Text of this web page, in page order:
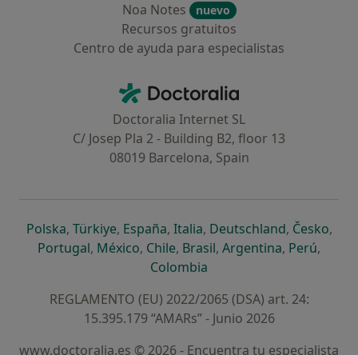
Noa Notes
nuevo
Recursos gratuitos
Centro de ayuda para especialistas
Doctoralia - Página de inicio
Doctoralia Internet SL
C/ Josep Pla 2 - Building B2, floor 13
08019 Barcelona, Spain
Polskase abre en una nueva pestaña
, Türkiyese abre en una nueva pestaña
, Españase abre en una nueva pestaña
, Italiase abre en una nueva
, Deutschlandse abre en
, Českose
,
Portugalse abre en una nueva pestaña
, Méxicose abre en una nueva pestaña
, Chilese abre en una nueva pestaña
, Brasilse abre en una nueva
, Argentinase abre en
, Perúse
,
Colombia
REGLAMENTO (EU) 2022/2065 (DSA) art. 24:
15.395.179 “AMARs” - Junio 2026
www.doctoralia.es © 2026 - Encuentra tu especialista